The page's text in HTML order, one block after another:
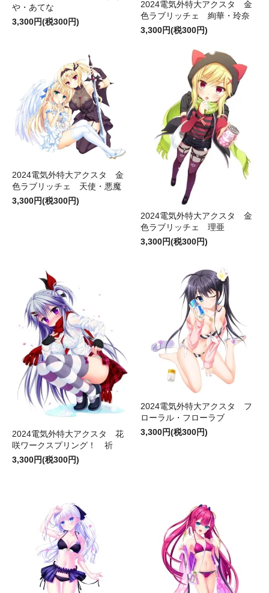
や・あてな
3,300円(税300円)
2024電気外特大アクスタ 金
色ラブリッチェ 絢華・玲奈
3,300円(税300円)
2024電気外特大アクスタ 金
色ラブリッチェ 天使・悪魔
3,300円(税300円)
2024電気外特大アクスタ 金
色ラブリッチェ 理亜
3,300円(税300円)
2024電気外特大アクスタ 花
咲ワークスプリング！ 祈
3,300円(税300円)
2024電気外特大アクスタ フ
ローラル・フローラブ
3,300円(税300円)